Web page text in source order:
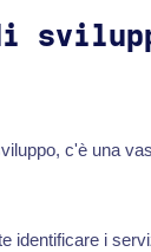
c'è una
identificare i